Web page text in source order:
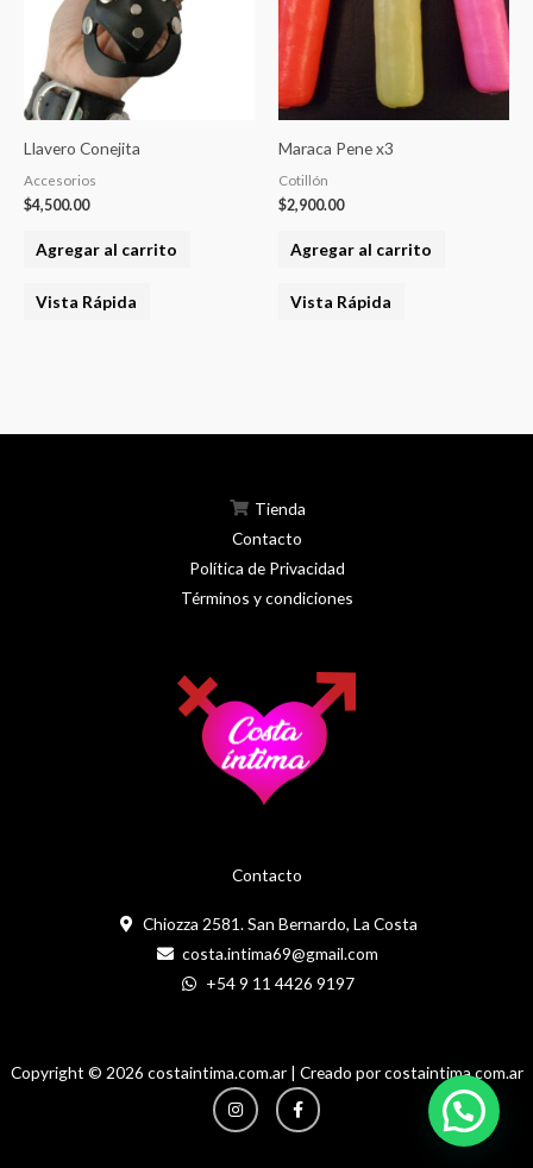
Llavero Conejita
Accesorios
$4,500.00
Agregar al carrito
Vista Rápida
Maraca Pene x3
Cotillón
$2,900.00
Agregar al carrito
Vista Rápida
Contacto
Chiozza 2581. San Bernardo, La Costa
costa.intima69@gmail.com
+54 9 11 4426 9197
Tienda
Contacto
Política de Privacidad
Términos y condiciones
Copyright © 2026 costaintima.com.ar | Creado por costaintima.com.ar
InstagramFacebook-
f